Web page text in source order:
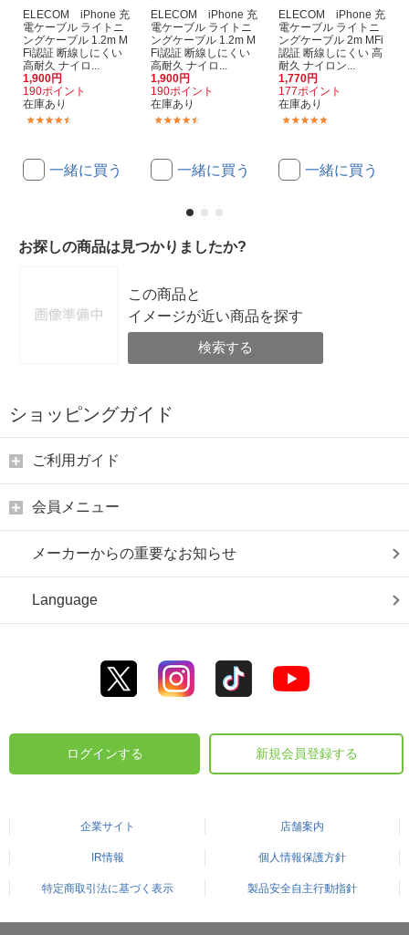
ELECOM iPhone 充
電ケーブル ライトニ
ングケーブル 1.2m M
Fi認証 断線しにくい
高耐久 ナイロ...
1,900円
190ポイント
在庫あり
一緒に買う
ELECOM iPhone 充
電ケーブル ライトニ
ングケーブル 1.2m M
Fi認証 断線しにくい
高耐久 ナイロ...
1,900円
190ポイント
在庫あり
一緒に買う
ELECOM iPhone 充
電ケーブル ライトニ
ングケーブル 2m MFi
認証 断線しにくい 高
耐久 ナイロン...
1,770円
177ポイント
在庫あり
一緒に買う
お探しの商品は見つかりましたか?
この商品と
イメージが近い商品を探す
検索する
ショッピングガイド
ご利用ガイド
会員メニュー
メーカーからの重要なお知らせ
Language
ログインする 新規会員登録する
企業サイト 店舗案内
IR情報 個人情報保護方針
特定商取引法に基づく表示 製品安全自主行動指針